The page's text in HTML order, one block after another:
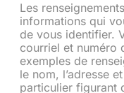
Les
informations qui
de vous identifier.
courriel et numéro
exemples de
le nom, l’adresse
particulier figurant